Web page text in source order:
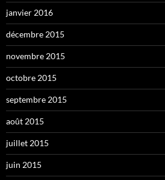
janvier 2016
décembre 2015
novembre 2015
octobre 2015
septembre 2015
août 2015
juillet 2015
juin 2015